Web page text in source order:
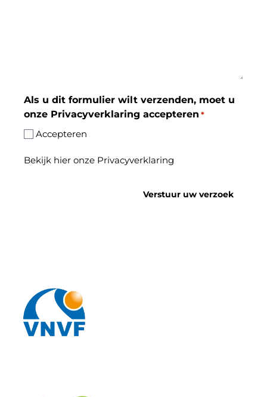
Als u dit formulier wilt verzenden, moet u
onze Privacyverklaring accepteren *
Accepteren
Bekijk hier onze Privacyverklaring